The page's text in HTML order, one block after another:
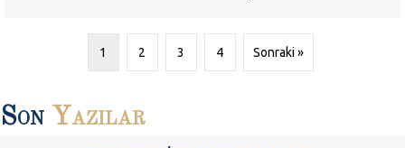
1 2 3 4 Sonraki »
Son Yazılar